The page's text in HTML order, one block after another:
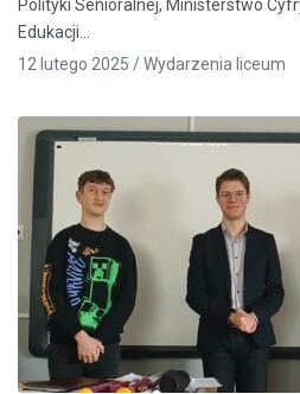
Polityki Senioralnej, Ministerstwo
Edukacji…
12 lutego 2025 /Wydarzenia liceum